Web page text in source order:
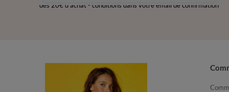
dès 20€ d’achat - conditions dans votre email de confirmation